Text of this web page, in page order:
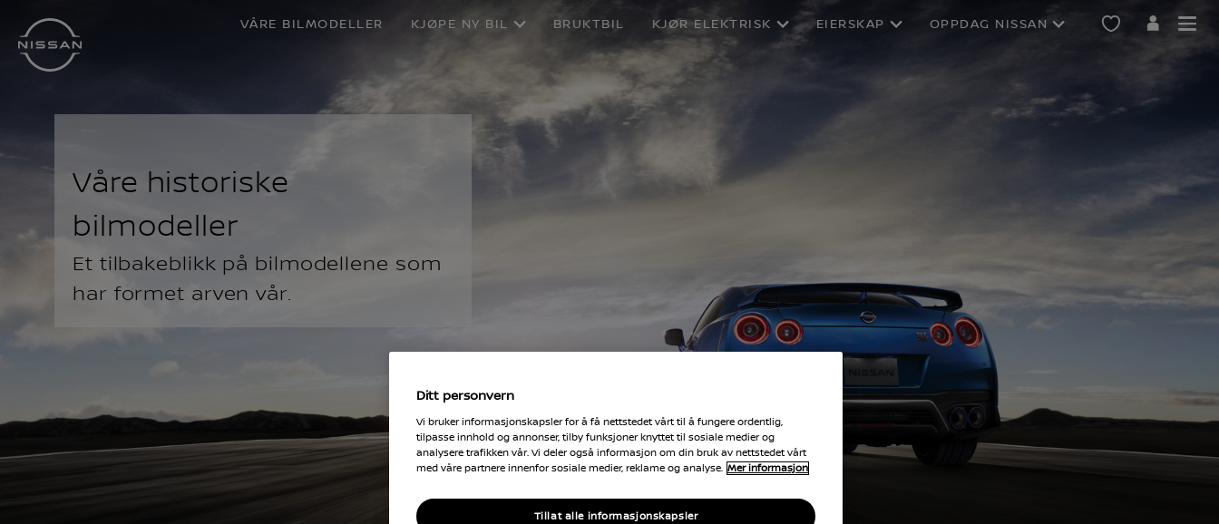
hovedinnhold
VÅRE BILMODELLER KJØPE NY BIL BRUKTBIL KJØR ELEKTRISK EIERSKAP OPPDAG NISSAN
Våre historiske
bilmodeller
Et tilbakeblikk på bilmodellene som
har formet arven vår.
Ditt personvern
Vi bruker informasjonskapsler for å få nettstedet vårt til å fungere ordentlig,
tilpasse innhold og annonser, tilby funksjoner knyttet til sosiale medier og
analysere trafikken vår. Vi deler også informasjon om din bruk av nettstedet vårt
med våre partnere innenfor sosiale medier, reklame og analyse. Mer informasjon
Tillat alle informasjonskapsler